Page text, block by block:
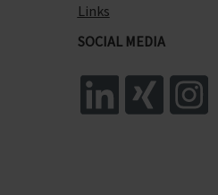
Links
SOCIAL MEDIA